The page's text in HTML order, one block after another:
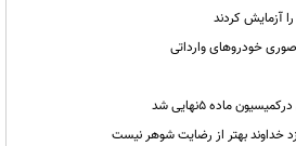
آزمایش کردند
خودروهای وارداتی
ماده ۵نهایی شد
خداوند بهتر از رضایت شوهر نیست